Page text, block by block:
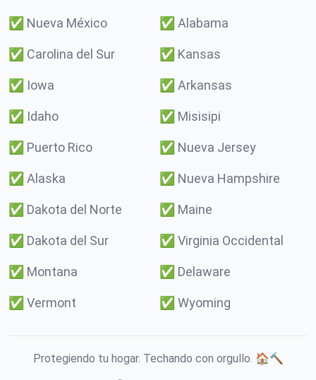
✅ Nueva México ✅ Alabama
✅ Carolina del Sur ✅ Kansas
✅ Iowa ✅ Arkansas
✅ Idaho ✅ Misisipi
✅ Puerto Rico ✅ Nueva Jersey
✅ Alaska ✅ Nueva Hampshire
✅ Dakota del Norte ✅ Maine
✅ Dakota del Sur ✅ Virginia Occidental
✅ Montana ✅ Delaware
✅ Vermont ✅ Wyoming
Protegiendo tu hogar. Techando con orgullo. 🏠🔨